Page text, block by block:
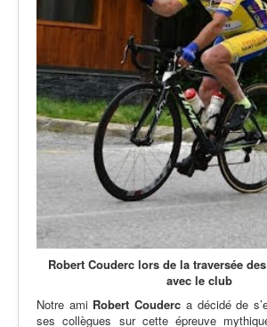
Robert Couderc lors de la traversée
avec le club
Notre ami Robert Couderc a décidé de
ses collègues sur cette épreuve